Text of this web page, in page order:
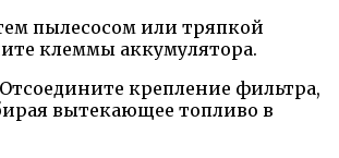
пылесосом или тряпкой
клеммы аккумулятора.
крепление фильтра,
вытекающее топливо в